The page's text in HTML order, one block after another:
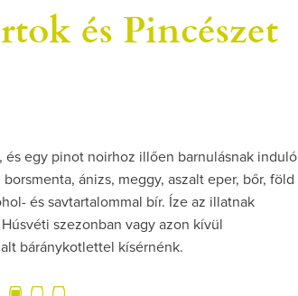
és Pincészet
és egy pinot noirhoz illően barnulásnak induló
ánizs, meggy, aszalt eper, bőr, föld
és savtartalommal bír. Íze az illatnak
szezonban vagy azon kívül
báránykotlettel kísérnénk.